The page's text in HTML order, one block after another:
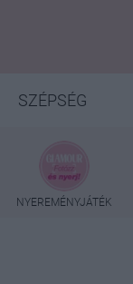
SZÉPSÉG
NYEREMÉNYJÁTÉK